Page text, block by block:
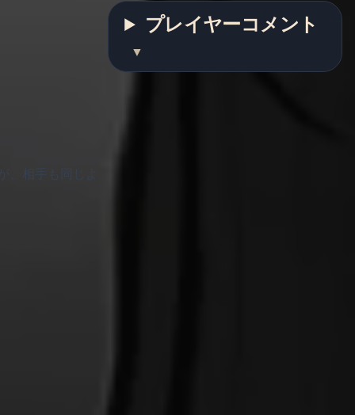
相手も同じよ
プレイヤーコメント
▼